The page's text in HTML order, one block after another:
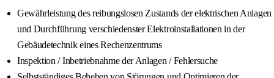
Gewährleistung des reibungslosen Zustands der elektrischen Anlagen
und Durchführung verschiedenster Elektroinstallationen in der
Gebäudetechnik eines Rechenzentrums
Inspektion / Inbetriebnahme der Anlagen / Fehlersuche